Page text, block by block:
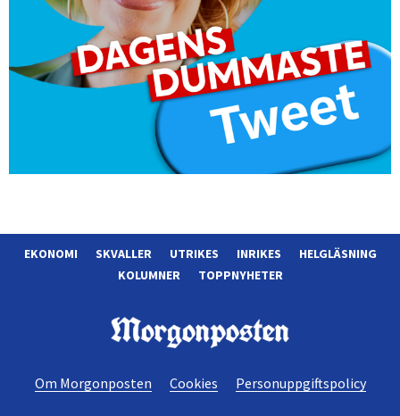
EKONOMI SKVALLER UTRIKES INRIKES
HELGLÄSNING
KOLUMNER
TOPPNYHETER
Om Morgonposten Cookies Personuppgiftspolicy